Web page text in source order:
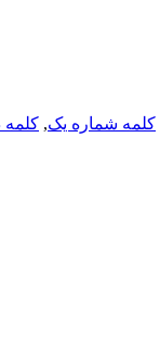
کلمه شماره یک, کلمه